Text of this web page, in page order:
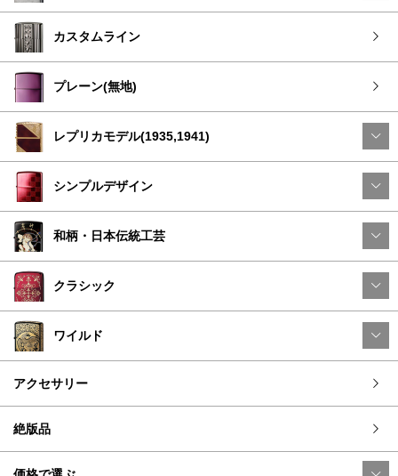
カスタムライン
プレーン(無地)
レプリカモデル(1935,1941)
シンプルデザイン
和柄・日本伝統工芸
クラシック
ワイルド
アクセサリー
絶版品